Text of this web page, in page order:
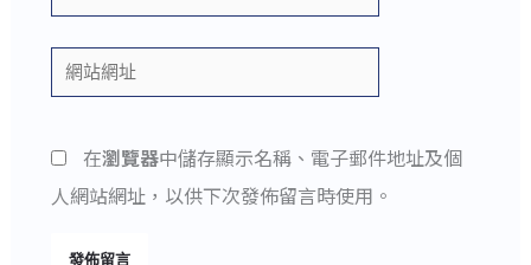
子
郵
件
址
*
網
站
在瀏覽器中儲存顯示名稱、電子郵件地址及個
人網站網址，以供下次發佈留言時使用。